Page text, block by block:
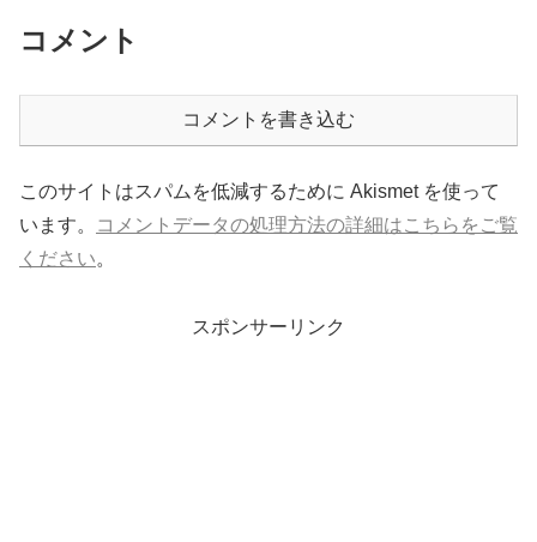
コメント
コメントを書き込む
このサイトはスパムを低減するために Akismet を使って
います。
コメントデータの処理方法の詳細はこちらをご覧
ください。
スポンサーリンク